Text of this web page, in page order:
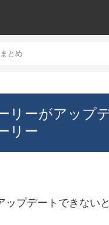
とめ
リーがアップ
リー
ップデートできない